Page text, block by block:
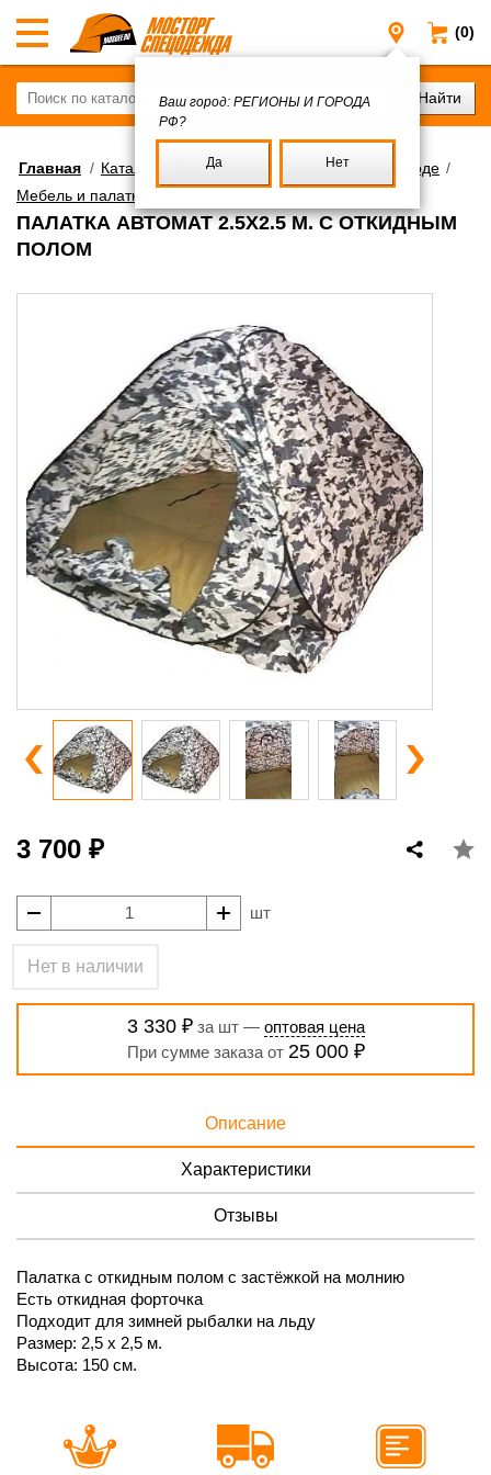
(0)
Регионы
Ваш город: РЕГИОНЫ И ГОРОДА
РФ?
Да Нет
Главная / Каталог Снаряжение для отдыха на природе /
Мебель и палатки
ПАЛАТКА АВТОМАТ 2.5Х2.5 М. С ОТКИДНЫМ
ПОЛОМ
3 700 ₽
шт
Нет в наличии
3 330 ₽за шт — оптовая цена
При сумме заказа от 25 000 ₽
Описание
Характеристики
Отзывы
Палатка с откидным полом с застёжкой на молнию
Есть откидная форточка
Подходит для зимней рыбалки на льду
Размер: 2,5 x 2,5 м.
Высота: 150 см.